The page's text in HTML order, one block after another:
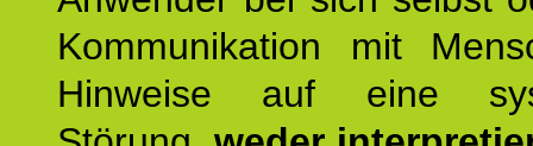
Kommunikation mit
Hinweise auf eine